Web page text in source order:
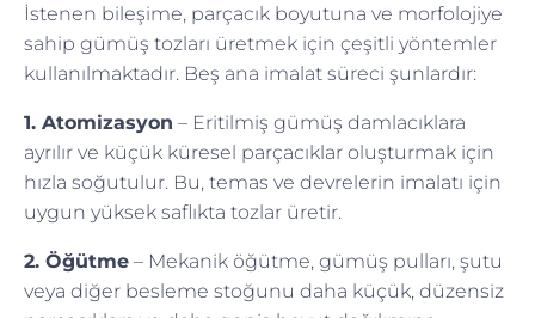
İstenen bileşime, parçacık boyutuna ve morfolojiye
sahip gümüş tozları üretmek için çeşitli yöntemler
kullanılmaktadır. Beş ana imalat süreci şunlardır:
1. Atomizasyon – Eritilmiş gümüş damlacıklara
ayrılır ve küçük küresel parçacıklar oluşturmak için
hızla soğutulur. Bu, temas ve devrelerin imalatı için
uygun yüksek saflıkta tozlar üretir.
2. Öğütme – Mekanik öğütme, gümüş pulları, şutu
veya diğer besleme stoğunu daha küçük, düzensiz